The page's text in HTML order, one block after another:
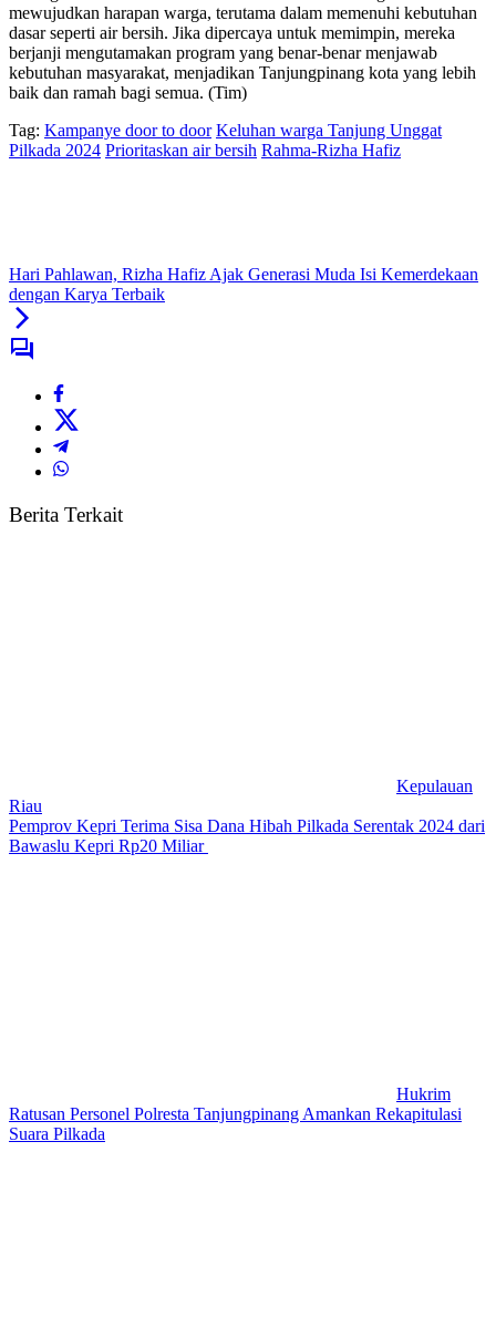
mewujudkan harapan warga, terutama dalam memenuhi kebutuhan
dasar seperti air bersih. Jika dipercaya untuk memimpin, mereka
berjanji mengutamakan program yang benar-benar menjawab
kebutuhan masyarakat, menjadikan Tanjungpinang kota yang lebih
baik dan ramah bagi semua. (Tim)
Tag: Kampanye door to door Keluhan warga Tanjung Unggat
Pilkada 2024 Prioritaskan air bersih Rahma-Rizha Hafiz
Hari Pahlawan, Rizha Hafiz Ajak Generasi Muda Isi Kemerdekaan
dengan Karya Terbaik
Berita Terkait
Kepulauan
Riau
Pemprov Kepri Terima Sisa Dana Hibah Pilkada Serentak 2024 dari
Bawaslu Kepri Rp20 Miliar
Hukrim
Ratusan Personel Polresta Tanjungpinang Amankan Rekapitulasi
Suara Pilkada